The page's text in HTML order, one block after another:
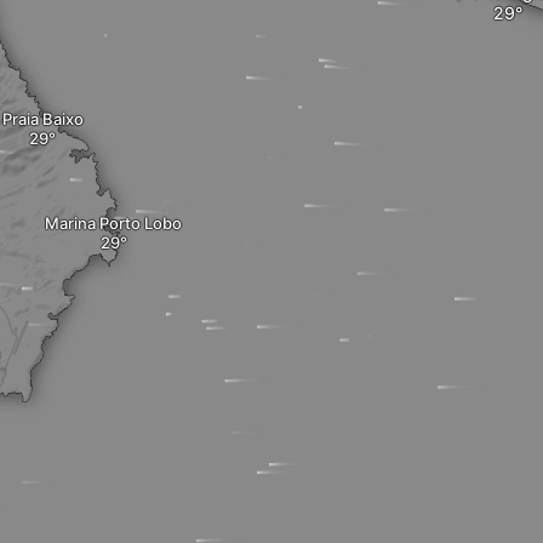
Marina Porto Lobo
Praia Baixo